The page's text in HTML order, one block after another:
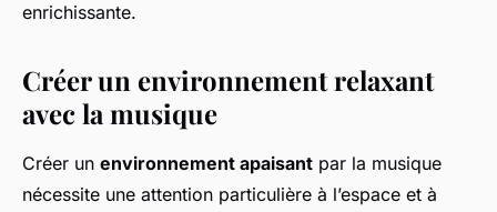
enrichissante.
Créer un environnement relaxant
avec la musique
Créer un environnement apaisant par la musique
nécessite une attention particulière à l’espace et à